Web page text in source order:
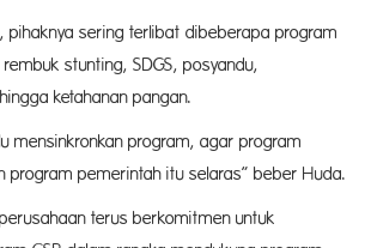
pihaknya sering terlibat dibeberapa program
stunting, SDGS, posyandu,
ketahanan pangan.
mensinkronkan program, agar program
program pemerintah itu selaras” beber Huda.
terus berkomitmen untuk